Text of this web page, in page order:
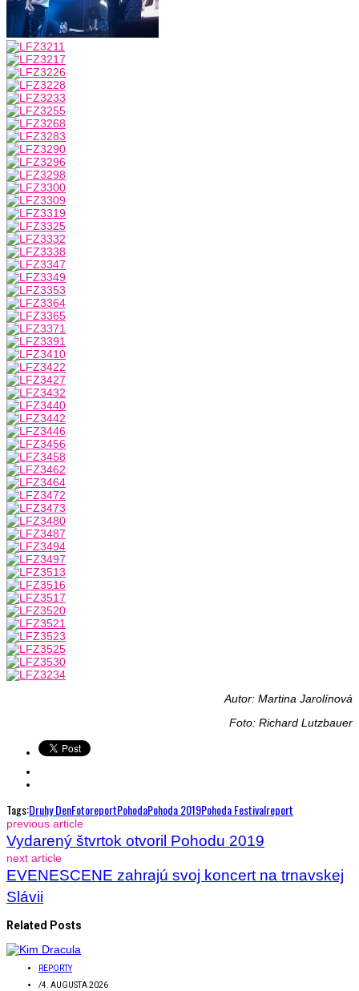
Autor: Martina Jarolínová
Foto: Richard Lutzbauer
Tags:Druhy DenFotoreportPohodaPohoda 2019Pohoda FestivalReport
previous article
Vydarený štvrtok otvoril Pohodu 2019
next article
EVENESCENE zahrajú svoj koncert na trnavskej
Slávii
Related Posts
REPORTY
/4. AUGUSTA 2026